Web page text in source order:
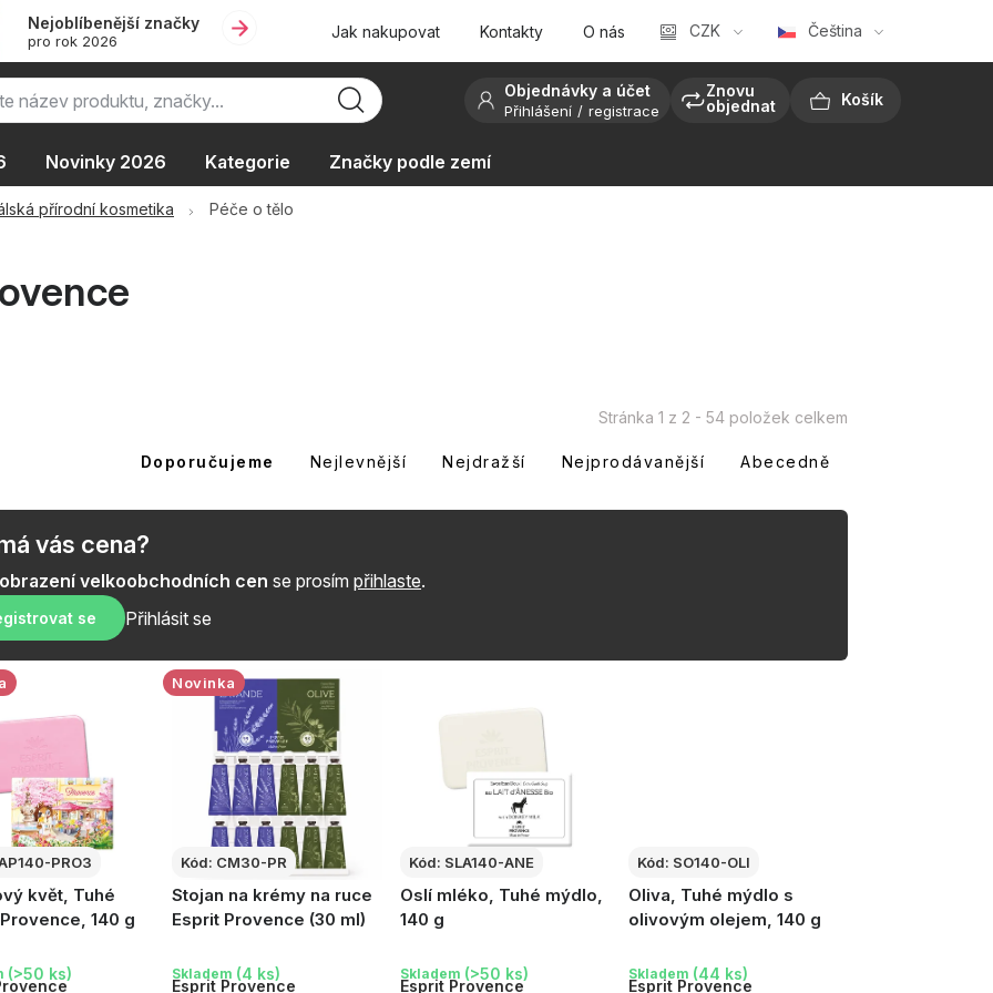
Nejoblíbenější značky
pro rok 2026 Jak nakupovat Kontakty O nás CZK Čeština
Objednávky a účet
Přihlášení registrace
Znovu
objednat
Novinky 2026 Kategorie Značky podle zemí
Oblíbené kolekce AKCE Podle typu provozu
přírodní kosmetika Péče o tělo
Stránka 1 z 2 - 54 položek celkem
Ř
a
z
e
n
í
k
Doporučujeme Nejlevnější Nejdražší Nejprodávanější Abecedně
vás cena?
velkoobchodních cen se prosím přihlaste.
se Přihlásit se
květ, Tuhé
140 g
(>50 ks)
PRO3
Stojan na krémy na ruce
Esprit Provence (30 ml)
Novinka
Esprit Provence
Skladem (4 ks)
Kód: CM30-PR
Oslí mléko, Tuhé mýdlo,
140 g
Esprit Provence
Skladem (>50 ks)
Kód: SLA140-ANE
Oliva, Tuhé mýdlo s
olivovým olejem, 140 g
Esprit Provence
Skladem (44 ks)
Kód: SO140-OLI